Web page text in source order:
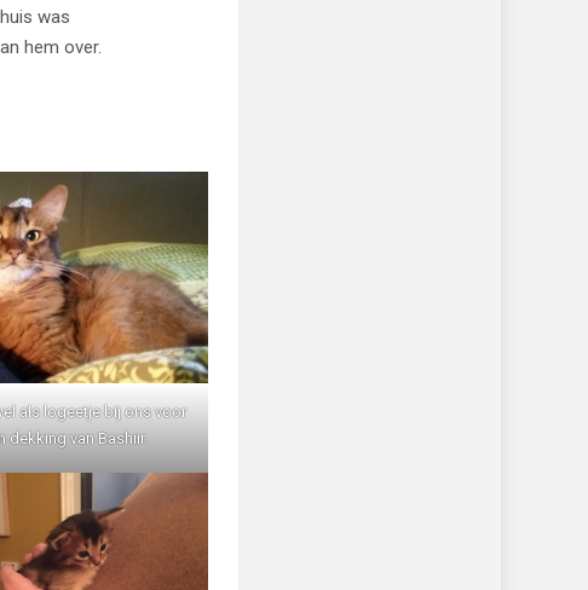
was
hem over.
als logeetje bij ons voor
dekking van Bashiir.